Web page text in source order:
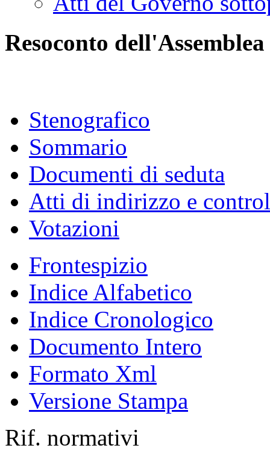
Resoconto dell'Assemblea
Stenografico
Sommario
Documenti di seduta
Atti di indirizzo e
Votazioni
Frontespizio
Indice Alfabetico
Indice Cronologico
Documento Intero
Formato Xml
Versione Stampa
Rif. normativi